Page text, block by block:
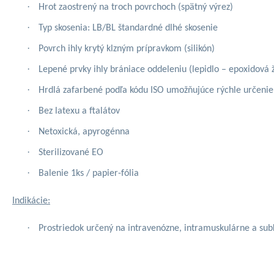
· Hrot zaostrený na troch povrchoch (spätný výrez)
· Typ skosenia: LB/BL štandardné dlhé skosenie
· Povrch ihly krytý klzným prípravkom (silikón)
· Lepené prvky ihly brániace oddeleniu (lepidlo – epoxidová
· Hrdlá zafarbené podľa kódu ISO umožňujúce rýchle
· Bez latexu a ftalátov
· Netoxická, apyrogénna
· Sterilizované EO
· Balenie 1ks / papier-fólia
Indikácie:
· Prostriedok určený na intravenózne, intramuskulárne a